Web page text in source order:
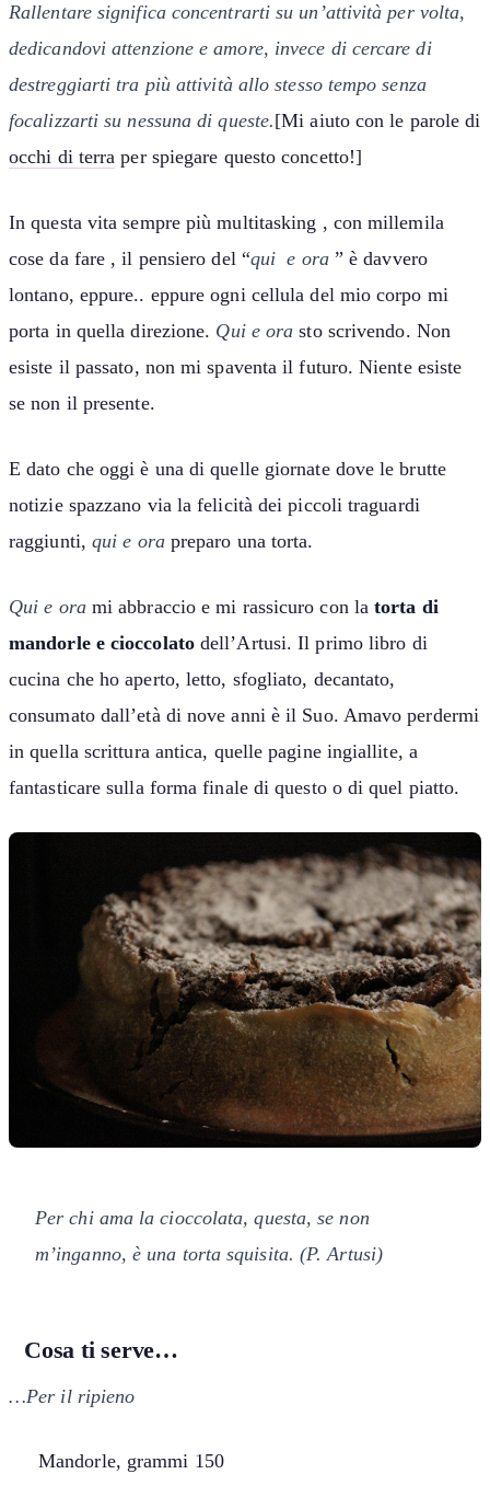
Rallentare significa concentrarti su un’attività per volta,
dedicandovi attenzione e amore, invece di cercare di
destreggiarti tra più attività allo stesso tempo senza
focalizzarti su nessuna di queste.[Mi aiuto con le parole di
occhi di terra per spiegare questo concetto!]
In questa vita sempre più multitasking , con millemila
cose da fare , il pensiero del “qui e ora” è davvero
lontano, eppure.. eppure ogni cellula del mio corpo mi
porta in quella direzione. Qui e ora sto scrivendo. Non
esiste il passato, non mi spaventa il futuro. Niente esiste
se non il presente.
E dato che oggi è una di quelle giornate dove le brutte
notizie spazzano via la felicità dei piccoli traguardi
raggiunti, qui e orapreparo una torta.
Qui e orami abbraccio e mi rassicuro con latorta di
mandorle e cioccolatodell’Artusi. Il primo libro di
cucina che ho aperto, letto, sfogliato, decantato,
consumato dall’età di nove anni è il Suo. Amavo perdermi
in quella scrittura antica, quelle pagine ingiallite, a
fantasticare sulla forma finale di questo o di quel piatto.
Per chi ama la cioccolata, questa, se non
m’inganno, è una torta squisita. (P. Artusi)
Cosa ti serve…
…Per il ripieno
Mandorle, grammi 150